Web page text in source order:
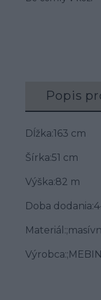
Popis
Dĺžka:163 cm
Šírka:51 cm
Výška:82 m
Doba
Výrobca:;MEBIN